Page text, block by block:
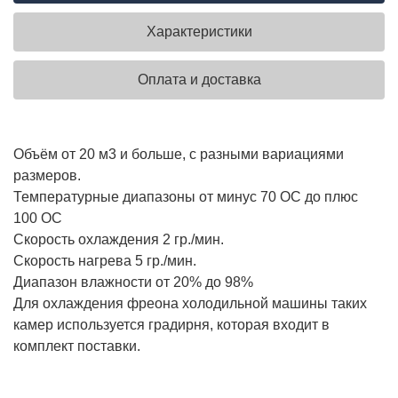
Характеристики
Оплата и доставка
Объём от 20 м3 и больше, с разными вариациями
размеров.
Температурные диапазоны от минус 70 ОC до плюс
100 ОC
Скорость охлаждения 2 гр./мин.
Скорость нагрева 5 гр./мин.
Диапазон влажности от 20% до 98%
Для охлаждения фреона холодильной машины таких
камер используется градирня, которая входит в
комплект поставки.